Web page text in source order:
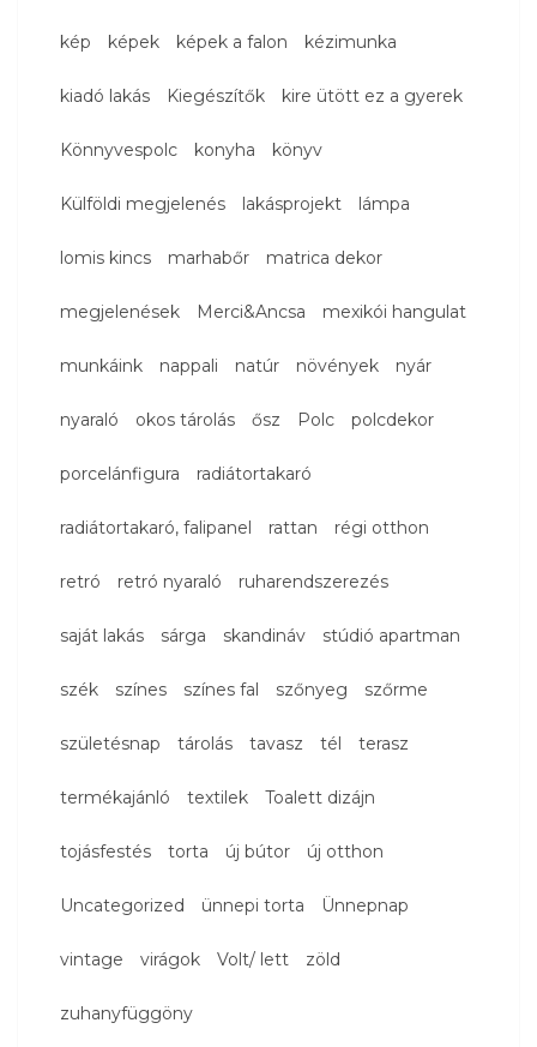
kép képek képek a falon kézimunka
kiadó lakás Kiegészítők kire ütött ez a gyerek
Könnyvespolc konyha könyv
Külföldi megjelenés lakásprojekt lámpa
lomis kincs marhabőr matrica dekor
megjelenések Merci&Ancsa mexikói hangulat
munkáink nappali natúr növények nyár
nyaraló okos tárolás ősz Polc polcdekor
porcelánfigura radiátortakaró
radiátortakaró, falipanel rattan régi otthon
retró retró nyaraló ruharendszerezés
saját lakás sárga skandináv stúdió apartman
szék színes színes fal szőnyeg szőrme
születésnap tárolás tavasz tél terasz
termékajánló textilek Toalett dizájn
tojásfestés torta új bútor új otthon
Uncategorized ünnepi torta Ünnepnap
vintage virágok Volt/ lett zöld
zuhanyfüggöny